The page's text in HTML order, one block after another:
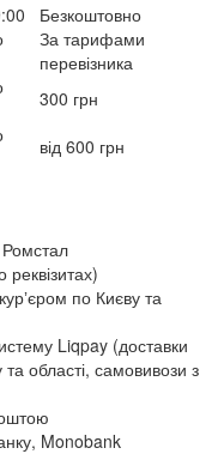
Безкоштовно
За тарифами
перевізника
300 грн
від 600 грн
Ромстал
реквізитах)
по Києву та
Liqpay (доставки
області, самовивози з
Monobank